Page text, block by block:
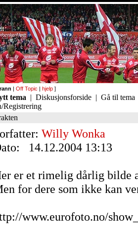
| Off Topic | hjelp ]
tema | Diskusjonsforside | Gå til tema
Registrering
Willy Wonka
14.12.2004 13:13
er et rimelig dårlig bilde
for dere som ikke kan
www.eurofoto.no/